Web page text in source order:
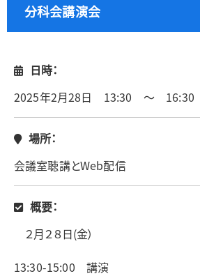
分科会講演会
日時：
2025年2月28日 13:30 ～ 16:30
場所：
会議室聴講とWeb配信
概要：
２月２８日(金）
13:30-15:00 講演